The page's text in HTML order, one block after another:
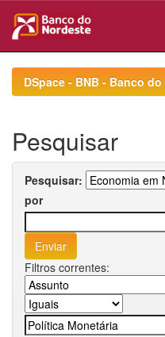
navigationDSpace - BNB - Banco
Pesquisar
Pesquisar:
por
Filtros correntes: